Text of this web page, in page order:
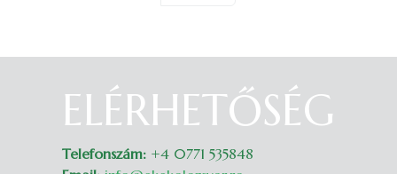
ELÉRHETŐSÉG
Telefonszám: +4 0771 535848